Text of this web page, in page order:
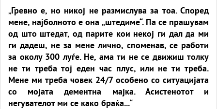
„Гревно е, но никој не размислува за тоа. Според
мене, најболното е она „штедиме“. Па се прашувам
од што штедат, од парите кои некој ги дал да ми
ги дадеш, не за мене лично, споменав, се работи
за околу 300 луѓе. Не, ама ти не се движиш толку
не ти треба тој еден час плус, или не ти треба.
Мене ми треба човек 24/7 особено со ситуацијата
со мојата дементна мајка. Асистенотот и
негувателот ми се како браќа...“